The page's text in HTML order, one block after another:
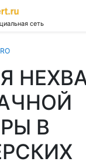
сеть
В